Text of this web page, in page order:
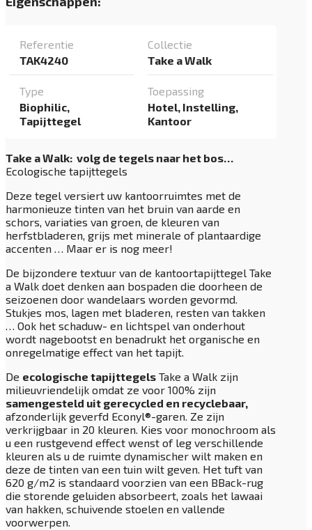
Referentie
TAK4240
Collectie
Take a Walk
Type
Biophilic,
Tapijttegel
Toepassing
Hotel, Instelling,
Kantoor
Take a Walk: volg de tegels naar het bos…
Ecologische tapijttegels
Deze tegel versiert uw kantoorruimtes met de
harmonieuze tinten van het bruin van aarde en
schors, variaties van groen, de kleuren van
herfstbladeren, grijs met minerale of plantaardige
accenten … Maar er is nog meer!
De bijzondere textuur van de kantoortapijttegel Take
a Walk doet denken aan bospaden die doorheen de
seizoenen door wandelaars worden gevormd.
Stukjes mos, lagen met bladeren, resten van takken
… Ook het schaduw- en lichtspel van onderhout
wordt nagebootst en benadrukt het organische en
onregelmatige effect van het tapijt.
De ecologische tapijttegels Take a Walk zijn
milieuvriendelijk omdat ze voor 100% zijn
samengesteld uit gerecycled en recyclebaar,
afzonderlijk geverfd Econyl®-garen. Ze zijn
verkrijgbaar in 20 kleuren. Kies voor monochroom als
u een rustgevend effect wenst of leg verschillende
kleuren als u de ruimte dynamischer wilt maken en
deze de tinten van een tuin wilt geven. Het tuft van
620 g/m2 is standaard voorzien van een BBack-rug
die storende geluiden absorbeert, zoals het lawaai
van hakken, schuivende stoelen en vallende
voorwerpen.